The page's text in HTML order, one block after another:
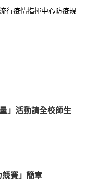
行疫情指揮中心防疫規
」活動請全校師生
競賽」簡章